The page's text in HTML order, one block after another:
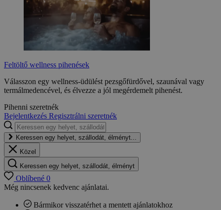
Feltöltő wellness pihenések
Válasszon egy wellness-üdülést pezsgőfürdővel, szaunával vagy
termálmedencével, és élvezze a jól megérdemelt pihenést.
Pihenni szeretnék
Bejelentkezés Regisztrálni szeretnék
Keressen egy helyet, szállodát, élményt...
Közel
Keressen egy helyet, szállodát, élményt
Oblíbené 0
Még nincsenek kedvenc ajánlatai.
Bármikor visszatérhet a mentett ajánlatokhoz